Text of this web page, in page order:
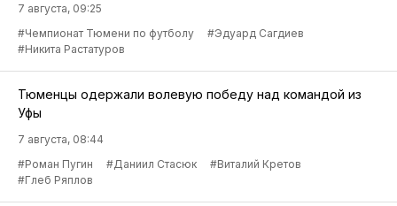
7 августа, 09:25
#Чемпионат Тюмени по футболу
#Эдуард Сагдиев
#Никита Растатуров
Тюменцы одержали волевую победу над командой из
Уфы
7 августа, 08:44
#Роман Пугин
#Даниил Стасюк
#Виталий Кретов
#Глеб Ряплов